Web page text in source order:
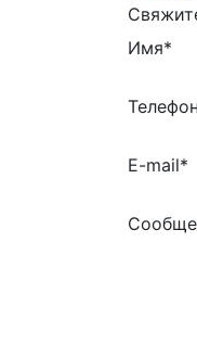
Имя*
E-mail*